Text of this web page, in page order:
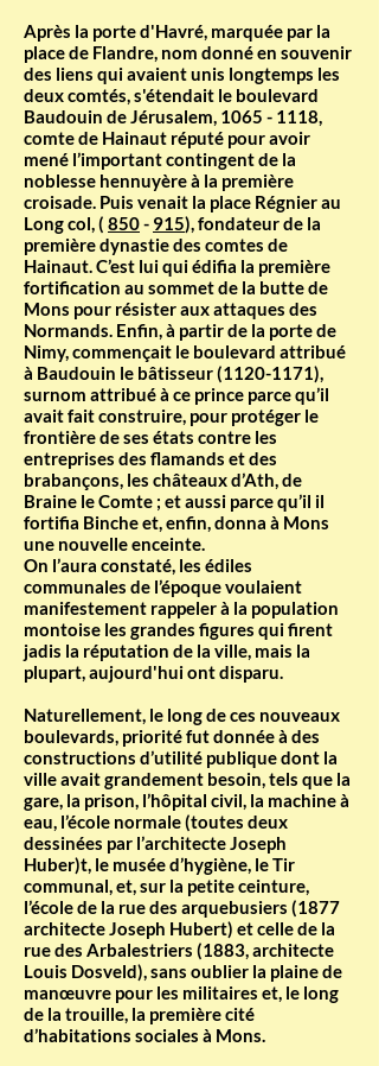
Après la porte d'Havré, marquée par la
place de Flandre, nom donné en souvenir
des liens qui avaient unis longtemps les
deux comtés, s'étendait le boulevard
Baudouin de Jérusalem, 1065 - 1118,
comte de Hainaut réputé pour avoir
mené l’important contingent de la
noblesse hennuyère à la première
croisade. Puis venait la place Régnier au
Long col, ( 850- 915), fondateur de la
première dynastie des comtes de
Hainaut. C’est lui qui édifia la première
fortification au sommet de la butte de
Mons pour résister aux attaques des
Normands. Enfin, à partir de la porte de
Nimy, commençait le boulevard attribué
à Baudouin le bâtisseur(1120-1171),
surnom attribué à ce prince parce qu’il
avait fait construire, pour protéger le
frontière de ses états contre les
entreprises des flamands et des
brabançons, les châteaux d’Ath, de
Braine le Comte ; et aussi parce qu’il il
fortifia Binche et, enfin, donna à Mons
une nouvelle enceinte.
On l’aura constaté, les édiles
communales de l’époque voulaient
manifestement rappeler à la population
montoise les grandes figures qui firent
jadis la réputation de la ville, mais la
plupart, aujourd'hui ont disparu.
Naturellement, le long de ces nouveaux
boulevards, priorité fut donnée à des
constructions d’utilité publique dont la
ville avait grandement besoin, tels que la
gare, la prison, l’hôpital civil, la machine à
eau, l’école normale (toutes deux
dessinées par l’architecte Joseph
Huber)t, le musée d’hygiène, le Tir
communal, et, sur la petite ceinture,
l’école de la rue des arquebusiers (1877
architecte Joseph Hubert) et celle de la
rue des Arbalestriers (1883, architecte
Louis Dosveld), sans oublier la plaine de
manœuvre pour les militaires et, le long
de la trouille, la première cité
d’habitations sociales à Mons.